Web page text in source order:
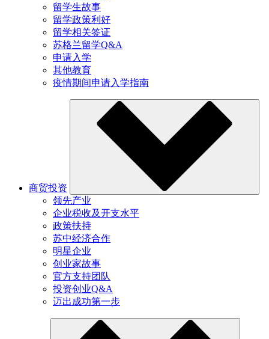
留学生故事
留学政策利好
留学相关签证
苏格兰留学Q&A
申请入学
其他教育
疫情期间申请入学指南
商贸投资
领先产业
企业税收及开支水平
政策扶持
苏中经济合作
明星企业
创业家故事
官方支持团队
投资创业Q&A
迈出成功第一步